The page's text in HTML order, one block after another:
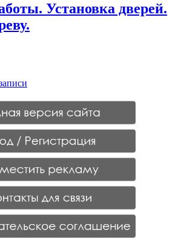
Установка дверей.